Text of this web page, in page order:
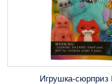
Игрушка-сюрприз